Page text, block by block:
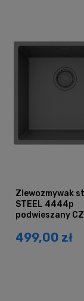
Zlewozmywak
STEEL 4444p
podwieszany
499,00 zł